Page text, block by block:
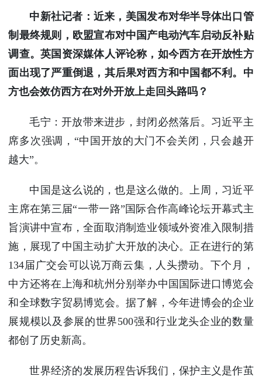
中新社记者：近来，美国发布对华半导体出口管
制最终规则，欧盟宣布对中国产电动汽车启动反补贴
调查。英国资深媒体人评论称，如今西方在开放性方
面出现了严重倒退，其后果对西方和中国都不利。中
方也会效仿西方在对外开放上走回头路吗？
毛宁：开放带来进步，封闭必然落后。习近平主
席多次强调，“中国开放的大门不会关闭，只会越开
越大”。
中国是这么说的，也是这么做的。上周，习近平
主席在第三届“一带一路”国际合作高峰论坛开幕式主
旨演讲中宣布，全面取消制造业领域外资准入限制措
施，展现了中国主动扩大开放的决心。正在进行的第
134届广交会可以说万商云集，人头攒动。下个月，
中方还将在上海和杭州分别举办中国国际进口博览会
和全球数字贸易博览会。据了解，今年进博会的企业
展规模以及参展的世界500强和行业龙头企业的数量
都创了历史新高。
世界经济的发展历程告诉我们，保护主义是作茧